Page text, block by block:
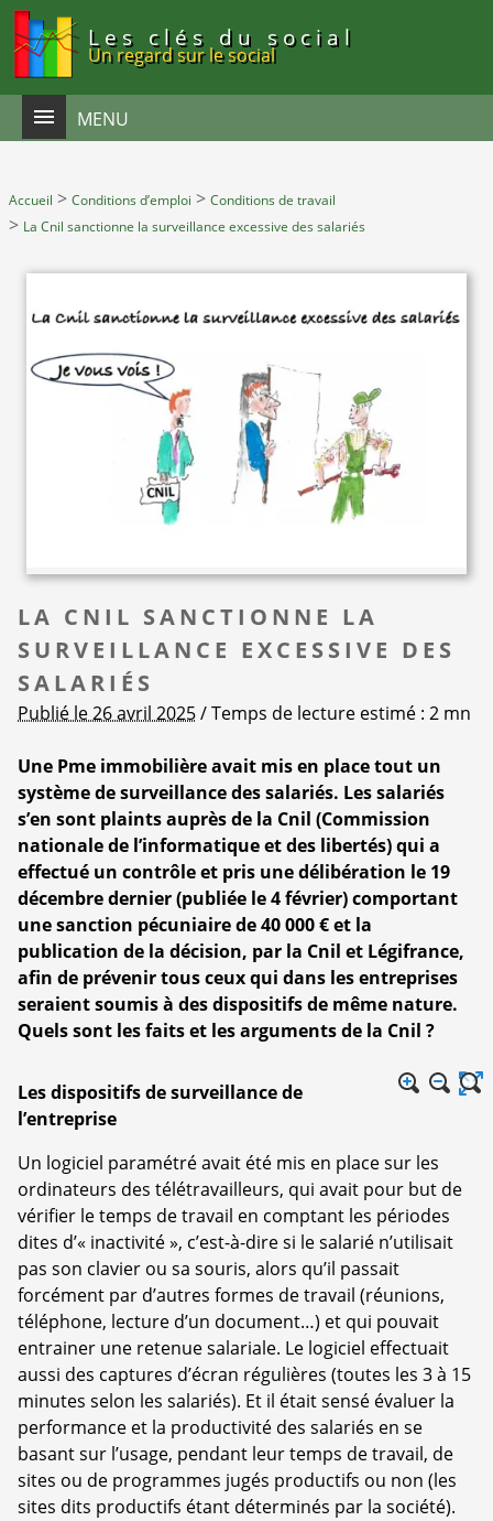
Les clés du social
Un regard sur le social
MENU
Accueil > Conditions d’emploi > Conditions de travail
> La Cnil sanctionne la surveillance excessive des salariés
LA CNIL SANCTIONNE LA
SURVEILLANCE EXCESSIVE DES
SALARIÉS
Publié le 26 avril 2025/ Temps de lecture estimé : 2 mn
Une Pme immobilière avait mis en place tout un
système de surveillance des salariés. Les salariés
s’en sont plaints auprès de la Cnil (Commission
nationale de l’informatique et des libertés) qui a
effectué un contrôle et pris une délibération le 19
décembre dernier (publiée le 4 février) comportant
une sanction pécuniaire de 40 000 € et la
publication de la décision, par la Cnil et Légifrance,
afin de prévenir tous ceux qui dans les entreprises
seraient soumis à des dispositifs de même nature.
Quels sont les faits et les arguments de la Cnil ?
Les dispositifs de surveillance de
l’entreprise
Un logiciel paramétré avait été mis en place sur les
ordinateurs des télétravailleurs, qui avait pour but de
vérifier le temps de travail en comptant les périodes
dites d’« inactivité », c’est-à-dire si le salarié n’utilisait
pas son clavier ou sa souris, alors qu’il passait
forcément par d’autres formes de travail (réunions,
téléphone, lecture d’un document…) et qui pouvait
entrainer une retenue salariale. Le logiciel effectuait
aussi des captures d’écran régulières (toutes les 3 à 15
minutes selon les salariés). Et il était sensé évaluer la
performance et la productivité des salariés en se
basant sur l’usage, pendant leur temps de travail, de
sites ou de programmes jugés productifs ou non (les
sites dits productifs étant déterminés par la société).
Panneau de gestion des cookies